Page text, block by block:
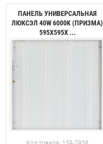
ПАНЕЛЬ УНИВЕРСАЛЬНАЯ
ЛЮКСЭЛ 40W 6000K (ПРИЗМА)
595Х595Х ...